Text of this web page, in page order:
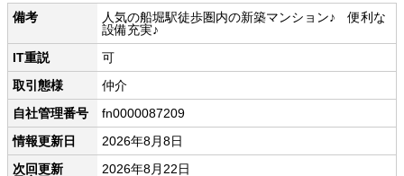
備考
人気の船堀駅徒歩圏内の新築マンション♪ 便利な
設備充実♪
IT重説
可
取引態様
仲介
自社管理番号
fn0000087209
情報更新日
2026年8月8日
次回更新
2026年8月22日